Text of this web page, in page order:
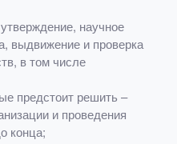
научное
выдвижение и проверка
в том числе
предстоит решить –
и проведения
конца;